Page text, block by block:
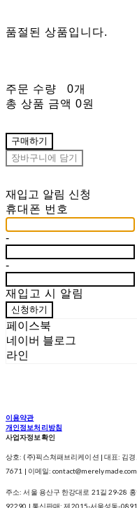
품절된 상품입니다.
주문 수량
0개
총 상품 금액 0원
구매하기
장바구니에 담기
재입고 알림 신청
휴대폰 번호
-
-
재입고 시 알림
신청하기
페이스북
네이버 블로그
라인
이용약관
개인정보처리방침
사업자정보확인
상호: (주)픽스쳐패브리케이션 | 대표: 김
7671 | 이메일: contact@merelymade.com
주소: 서울 용산구 한강대로 21길 29-28
92290 | 통신판매:제2015-서울성동-